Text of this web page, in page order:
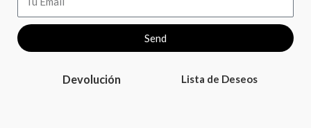
Send
Devolución Lista de Deseos